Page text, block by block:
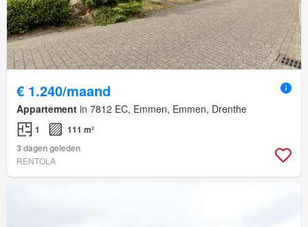
€ 1.240/maand
Appartement in 7812 EC, Emmen, Emmen, Drenthe
1
111 m²
3 dagen geleden
RENTOLA